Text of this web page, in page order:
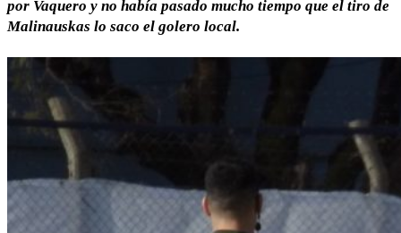
por Vaquero y no había pasado mucho tiempo que el tiro de
Malinauskas lo saco el golero local.